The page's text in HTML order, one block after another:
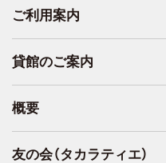
ご利用案内
貸館のご案内
概要
友の会（タカラティエ）